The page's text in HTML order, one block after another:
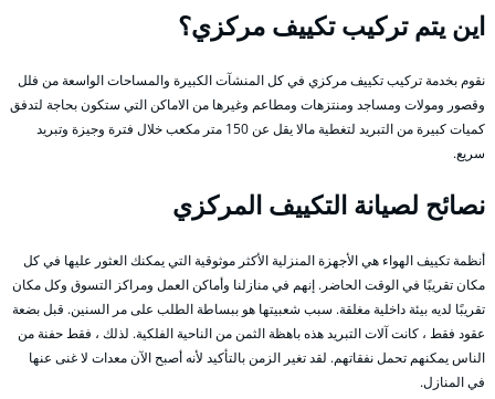
اين يتم تركيب تكييف مركزي؟
نقوم بخدمة تركيب تكييف مركزي في كل المنشآت الكبيرة والمساحات الواسعة من فلل
وقصور ومولات ومساجد ومنتزهات ومطاعم وغيرها من الاماكن التي ستكون بحاجة لتدفق
كميات كبيرة من التبريد لتغطية مالا يقل عن 150 متر مكعب خلال فترة وجيزة وتبريد
سريع.
نصائح لصيانة التكييف المركزي
أنظمة تكييف الهواء هي الأجهزة المنزلية الأكثر موثوقية التي يمكنك العثور عليها في كل
مكان تقريبًا في الوقت الحاضر. إنهم في منازلنا وأماكن العمل ومراكز التسوق وكل مكان
تقريبًا لديه بيئة داخلية مغلقة. سبب شعبيتها هو ببساطة الطلب على مر السنين. قبل بضعة
عقود فقط ، كانت آلات التبريد هذه باهظة الثمن من الناحية الفلكية. لذلك ، فقط حفنة من
الناس يمكنهم تحمل نفقاتهم. لقد تغير الزمن بالتأكيد لأنه أصبح الآن معدات لا غنى عنها
في المنازل.